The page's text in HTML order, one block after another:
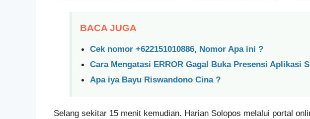
BACA JUGA
Cek nomor +622151010886, Nomor Apa ini ?
Cara Mengatasi ERROR Gagal Buka Presensi Aplikasi
Apa iya Bayu Riswandono Cina ?
Selang sekitar 15 menit kemudian. Harian Solopos melalui portal